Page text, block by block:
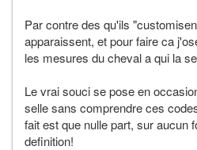
Par contre des qu'ils
apparaissent, et pour faire ca
les mesures du cheval a qui la
Le vrai souci se pose en
selle sans comprendre ces
fait est que nulle part, sur aucun
definition!